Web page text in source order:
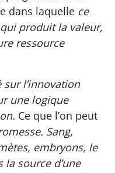
dans laquelle ce
produit la valeur,
ressource
l’innovation
une logique
Ce que l’on peut
Sang,
embryons, le
source d’une